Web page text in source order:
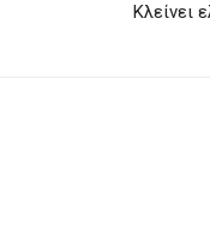
Κλείνει